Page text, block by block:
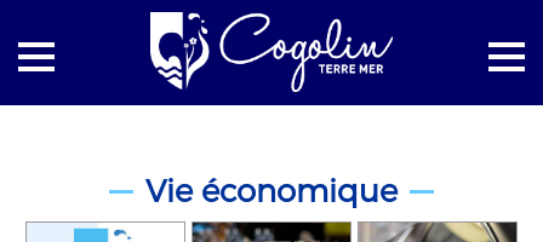
Vie économique